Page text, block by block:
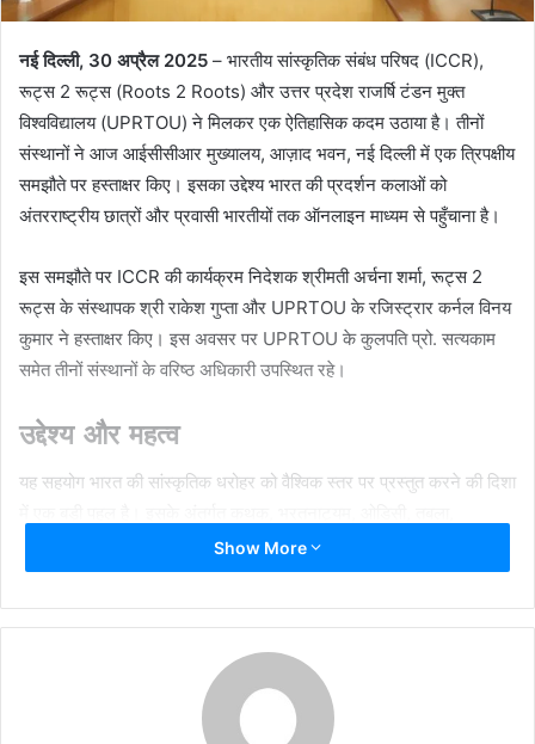
नई दिल्ली, 30 अप्रैल 2025 – भारतीय सांस्कृतिक संबंध परिषद (ICCR),
रूट्स 2 रूट्स (Roots 2 Roots) और उत्तर प्रदेश राजर्षि टंडन मुक्त
विश्वविद्यालय (UPRTOU) ने मिलकर एक ऐतिहासिक कदम उठाया है। तीनों
संस्थानों ने आज आईसीसीआर मुख्यालय, आज़ाद भवन, नई दिल्ली में एक त्रिपक्षीय
समझौते पर हस्ताक्षर किए। इसका उद्देश्य भारत की प्रदर्शन कलाओं को
अंतरराष्ट्रीय छात्रों और प्रवासी भारतीयों तक ऑनलाइन माध्यम से पहुँचाना है।
इस समझौते पर ICCR की कार्यक्रम निदेशक श्रीमती अर्चना शर्मा, रूट्स 2
रूट्स के संस्थापक श्री राकेश गुप्ता और UPRTOU के रजिस्ट्रार कर्नल विनय
कुमार ने हस्ताक्षर किए। इस अवसर पर UPRTOU के कुलपति प्रो. सत्यकाम
समेत तीनों संस्थानों के वरिष्ठ अधिकारी उपस्थित रहे।
उद्देश्य और महत्व
यह सहयोग भारत की सांस्कृतिक धरोहर को वैश्विक स्तर पर प्रस्तुत करने की दिशा
हारमोनियम, हिंदुस्तानी वोकल, कठपुतली निर्माण, रंगोली, मधुबनी पेंटिंग, मेंहदी और
बॉलीवुड नृत्य जैसी प्रमुख भारतीय कलाओं की लाइव और इंटरएक्टिव ऑनलाइन
कक्षाएं चलाई जाएंगी।
2023 और 2024 में रही बड़ी सफलता
पिछले दो वर्षों में रूट्स 2 रूट्स और ICCR ने मिलकर विभिन्न कलाओं में
Show More